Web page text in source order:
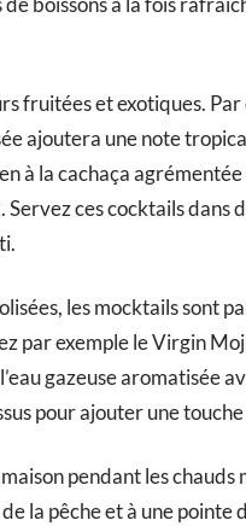
fruitées et exotiques.
ajoutera une note
à la cachaça
ces cocktails dans
les mocktails sont
par exemple le Virgin
gazeuse aromatisée
pour ajouter une
pendant les chauds
la pêche et à une